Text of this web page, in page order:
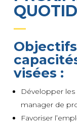
visées :
Développer
manager de
Favoriser